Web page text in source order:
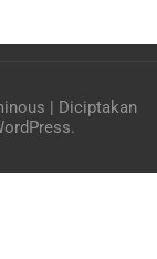
| Diciptakan
.